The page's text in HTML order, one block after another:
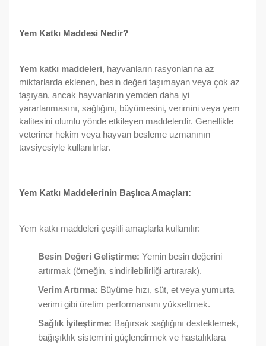
Yem Katkı Maddesi Nedir?
Yem katkı maddeleri, hayvanların rasyonlarına az
miktarlarda eklenen, besin değeri taşımayan veya çok az
taşıyan, ancak hayvanların yemden daha iyi
yararlanmasını, sağlığını, büyümesini, verimini veya yem
kalitesini olumlu yönde etkileyen maddelerdir. Genellikle
veteriner hekim veya hayvan besleme uzmanının
tavsiyesiyle kullanılırlar.
Yem Katkı Maddelerinin Başlıca Amaçları:
Yem katkı maddeleri çeşitli amaçlarla kullanılır:
Besin Değeri Geliştirme: Yemin besin değerini
artırmak (örneğin, sindirilebilirliği artırarak).
Verim Artırma: Büyüme hızı, süt, et veya yumurta
verimi gibi üretim performansını yükseltmek.
Sağlık İyileştirme: Bağırsak sağlığını desteklemek,
bağışıklık sistemini güçlendirmek ve hastalıklara